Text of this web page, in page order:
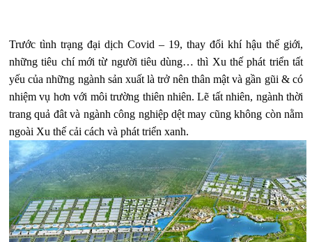
Trước tình trạng đại dịch Covid – 19, thay đổi khí hậu thế giới,
những tiêu chí mới từ người tiêu dùng… thì Xu thế phát triển tất
yếu của những ngành sản xuất là trở nên thân mật và gần gũi & có
nhiệm vụ hơn với môi trường thiên nhiên. Lẽ tất nhiên, ngành thời
trang quả đât và ngành công nghiệp dệt may cũng không còn nằm
ngoài Xu thế cải cách và phát triển xanh.